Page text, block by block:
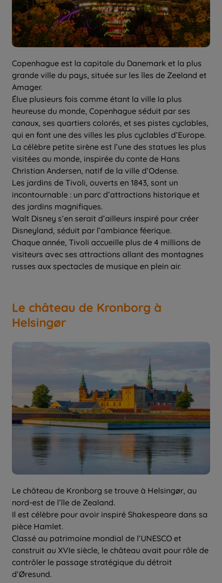
Copenhague est la capitale du Danemark et la plus
grande ville du pays, située sur les îles de Zeeland et
Amager.
Élue plusieurs fois comme étant la ville la plus
heureuse du monde, Copenhague séduit par ses
canaux, ses quartiers colorés, et ses pistes cyclables,
qui en font une des villes les plus cyclables d’Europe.
La célèbre petite sirène est l’une des statues les plus
visitées au monde, inspirée du conte de Hans
Christian Andersen, natif de la ville d’Odense.
Les jardins de Tivoli, ouverts en 1843, sont un
incontournable : un parc d’attractions historique et
des jardins magnifiques.
Walt Disney s’en serait d’ailleurs inspiré pour créer
Disneyland, séduit par l’ambiance féerique.
Chaque année, Tivoli accueille plus de 4 millions de
visiteurs avec ses attractions allant des montagnes
russes aux spectacles de musique en plein air.
Le château de Kronborg à
Helsingør
Le château de Kronborg se trouve à Helsingør, au
nord-est de l’île de Zealand.
Il est célèbre pour avoir inspiré Shakespeare dans sa
pièce Hamlet.
Classé au patrimoine mondial de l’UNESCO et
construit au XVIe siècle, le château avait pour rôle de
contrôler le passage stratégique du détroit
d’Øresund.